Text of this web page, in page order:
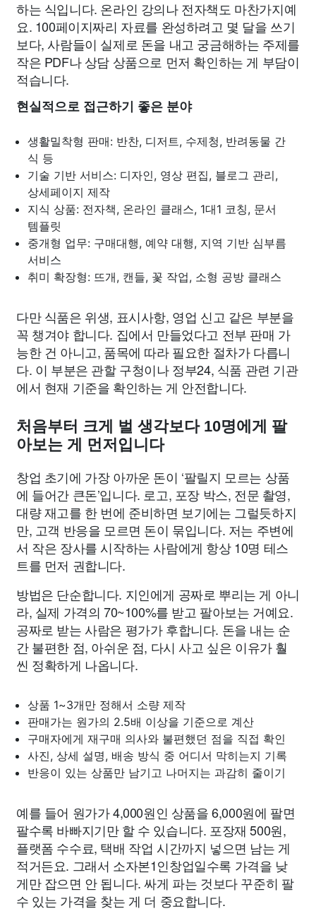
하는 식입니다. 온라인 강의나 전자책도 마찬가지예
요. 100페이지짜리 자료를 완성하려고 몇 달을 쓰기
보다, 사람들이 실제로 돈을 내고 궁금해하는 주제를
작은 PDF나 상담 상품으로 먼저 확인하는 게 부담이
적습니다.
현실적으로 접근하기 좋은 분야
생활밀착형 판매: 반찬, 디저트, 수제청, 반려동물 간
식 등
기술 기반 서비스: 디자인, 영상 편집, 블로그 관리,
상세페이지 제작
지식 상품: 전자책, 온라인 클래스, 1대1 코칭, 문서
템플릿
중개형 업무: 구매대행, 예약 대행, 지역 기반 심부름
서비스
취미 확장형: 뜨개, 캔들, 꽃 작업, 소형 공방 클래스
다만 식품은 위생, 표시사항, 영업 신고 같은 부분을
꼭 챙겨야 합니다. 집에서 만들었다고 전부 판매 가
능한 건 아니고, 품목에 따라 필요한 절차가 다릅니
다. 이 부분은 관할 구청이나 정부24, 식품 관련 기관
에서 현재 기준을 확인하는 게 안전합니다.
처음부터 크게 벌 생각보다 10명에게 팔
아보는 게 먼저입니다
창업 초기에 가장 아까운 돈이 ‘팔릴지 모르는 상품
에 들어간 큰돈’입니다. 로고, 포장 박스, 전문 촬영,
대량 재고를 한 번에 준비하면 보기에는 그럴듯하지
만, 고객 반응을 모르면 돈이 묶입니다. 저는 주변에
서 작은 장사를 시작하는 사람에게 항상 10명 테스
트를 먼저 권합니다.
방법은 단순합니다. 지인에게 공짜로 뿌리는 게 아니
라, 실제 가격의 70~100%를 받고 팔아보는 거예요.
공짜로 받는 사람은 평가가 후합니다. 돈을 내는 순
간 불편한 점, 아쉬운 점, 다시 사고 싶은 이유가 훨
씬 정확하게 나옵니다.
상품 1~3개만 정해서 소량 제작
판매가는 원가의 2.5배 이상을 기준으로 계산
구매자에게 재구매 의사와 불편했던 점을 직접 확인
사진, 상세 설명, 배송 방식 중 어디서 막히는지 기록
반응이 있는 상품만 남기고 나머지는 과감히 줄이기
예를 들어 원가가 4,000원인 상품을 6,000원에 팔면
팔수록 바빠지기만 할 수 있습니다. 포장재 500원,
플랫폼 수수료, 택배 작업 시간까지 넣으면 남는 게
적거든요. 그래서 소자본1인창업일수록 가격을 낮
게만 잡으면 안 됩니다. 싸게 파는 것보다 꾸준히 팔
수 있는 가격을 찾는 게 더 중요합니다.